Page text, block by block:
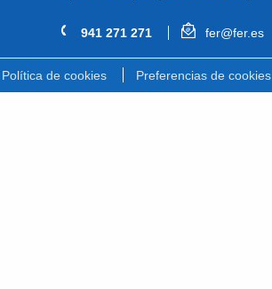
941 271 271 fer@fer.es
Política de cookies Preferencias de cookies